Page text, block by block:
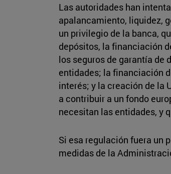
Las autoridades han
apalancamiento, liquidez,
un privilegio de la banca,
depósitos, la financiación
los seguros de garantía de
entidades; la financiación
interés; y la creación de la
a contribuir a un fondo
necesitan las entidades, y
Si esa regulación fuera un
medidas de la